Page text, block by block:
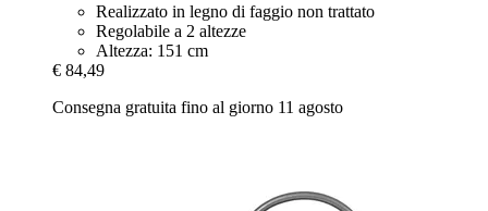
Realizzato in legno di faggio non trattato
Regolabile a 2 altezze
Altezza: 151 cm
€ 84,49
Consegna gratuita fino al giorno 11 agosto